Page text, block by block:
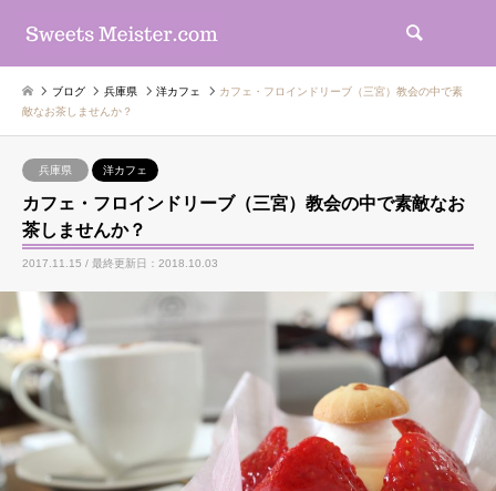
ブログ 兵庫県 洋カフェ
カフェ・フロインドリーブ（三宮）教会の中で素
敵なお茶しませんか？
兵庫県 洋カフェ
カフェ・フロインドリーブ（三宮）教会の中で素敵なお
茶しませんか？
2017.11.15 / 最終更新日：2018.10.03